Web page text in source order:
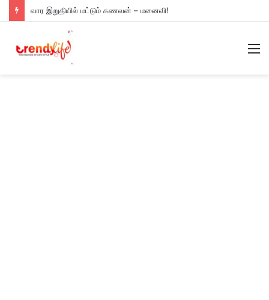
வார இறுதியில் மட்டும் கணவன் – மனைவி!